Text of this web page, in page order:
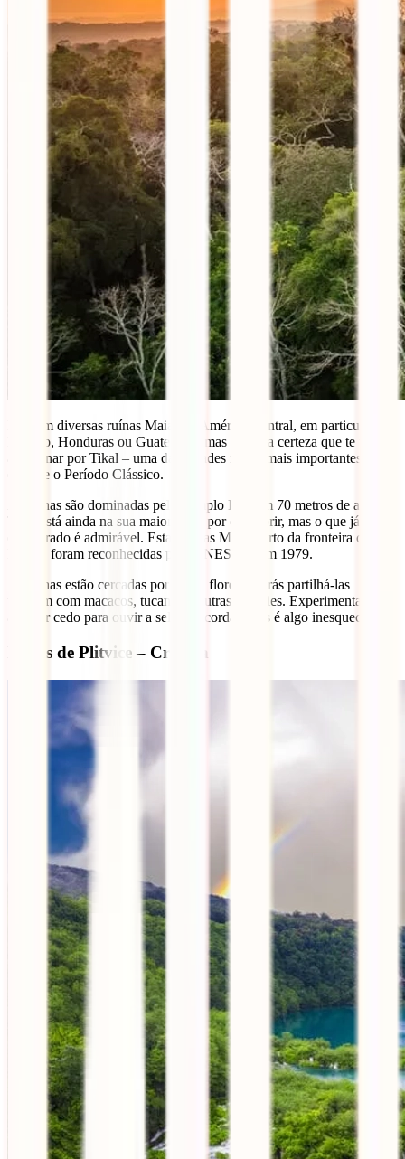
Existem diversas ruínas Maias na América Central, em particular no
México, Honduras ou Guatemala, mas temos a certeza que te vais
apaixonar por Tikal – uma das cidades maias mais importantes
durante o Período Clássico.
As ruínas são dominadas pelo Templo IV, com 70 metros de altura.
Tikal está ainda na sua maior parte por descobrir, mas o que já foi
encontrado é admirável. Estas ruínas Maia, perto da fronteira com o
Belize, foram reconhecidas pela UNESCO, em 1979.
As ruínas estão cercadas por densa floresta e irás partilhá-las
também com macacos, tucanos e outras espécies. Experimenta
acordar cedo para ouvir a selva a acordar, pois é algo inesquecível.
Lagos de Plitvice – Croácia